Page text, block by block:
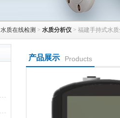
水质在线检测 > 水质分析仪 > 福建手持式水
产品展示 Products